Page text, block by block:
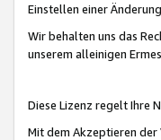
Einstellen einer
Wir behalten uns das
unserem alleinigen
Diese Lizenz regelt Ihre
Mit dem Akzeptieren